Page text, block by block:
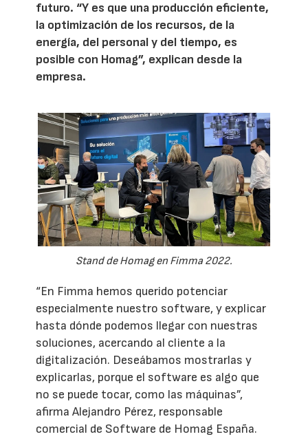
futuro. “Y es que una producción eficiente,
la optimización de los recursos, de la
energía, del personal y del tiempo, es
posible con Homag”, explican desde la
empresa.
Stand de Homag en Fimma 2022.
“En Fimma hemos querido potenciar
especialmente nuestro software, y explicar
hasta dónde podemos llegar con nuestras
soluciones, acercando al cliente a la
digitalización. Deseábamos mostrarlas y
explicarlas, porque el software es algo que
no se puede tocar, como las máquinas”,
afirma Alejandro Pérez, responsable
comercial de Software de Homag España.